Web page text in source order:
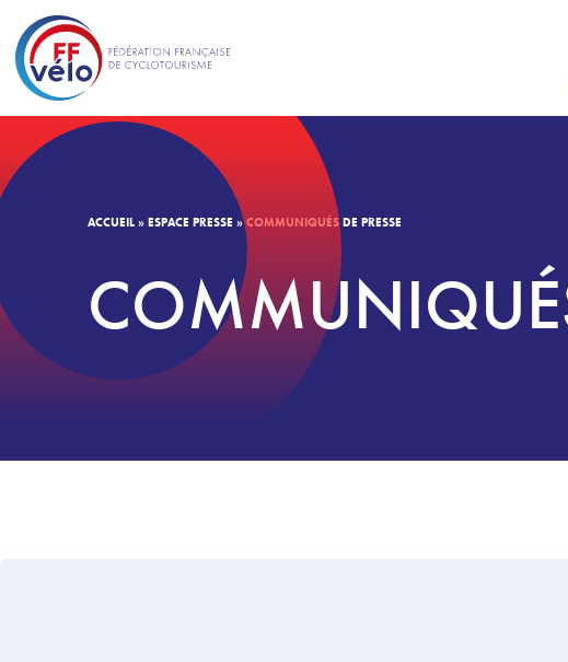
ACCUEIL » ESPACE PRESSE »COMMUNIQUÉS DE PRESSE